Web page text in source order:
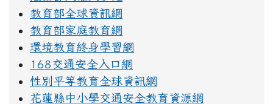
教育部全球資訊網
教育部家庭教育網
環境教育終身學習網
168交通安全入口網
性別平等教育全球資訊網
花蓮縣中小學交通安全教育資源網